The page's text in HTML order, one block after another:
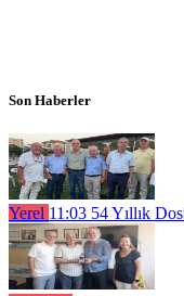
Son Haberler
Yerel 11:03 54 Yıllık